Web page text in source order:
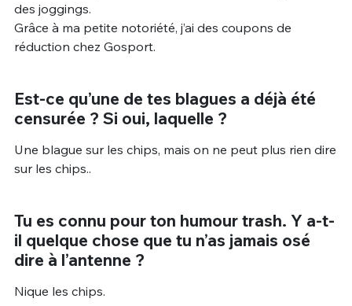
des joggings.
Grâce à ma petite notoriété, j’ai des coupons de
réduction chez Gosport.
Est-ce qu’une de tes blagues a déjà été
censurée ? Si oui, laquelle ?
Une blague sur les chips, mais on ne peut plus rien dire
sur les chips..
Tu es connu pour ton humour trash. Y a-t-
il quelque chose que tu n’as jamais osé
dire à l’antenne ?
Nique les chips.